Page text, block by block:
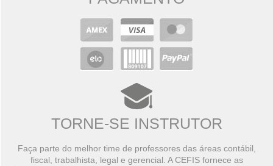
TORNE-SE INSTRUTOR
Faça parte do melhor time de professores das áreas contábil,
fiscal, trabalhista, legal e gerencial. A CEFIS fornece as